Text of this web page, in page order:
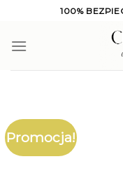
content
100%
Promocja!